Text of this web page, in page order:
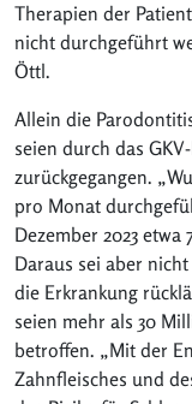
Therapien der
nicht durchgeführt
Öttl.
Allein die
seien durch das
zurückgegangen.
pro Monat
Dezember 2023 etwa
Daraus sei aber
die Erkrankung
seien mehr als 30
betroffen. „Mit der
Zahnfleisches und